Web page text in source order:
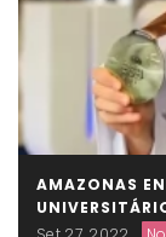
AMAZONAS